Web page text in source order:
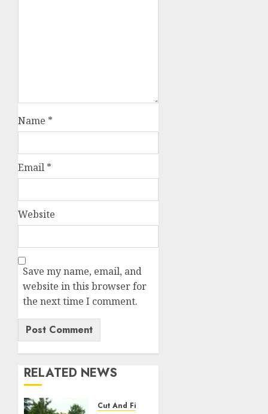
Name *
Email *
Website
Save my name, email, and
website in this browser for
the next time I comment.
RELATED NEWS
Cut And Fill